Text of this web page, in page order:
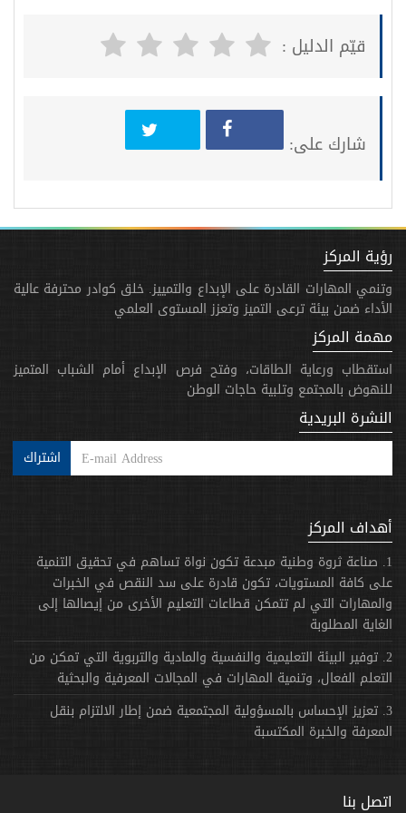
قيّم الدليل :
شارك على:
رؤية المركز
وتنمي المهارات القادرة على الإبداع والتمييز. خلق كوادر محترفة عالية
الأداء ضمن بيئة ترعى التميز وتعزز المستوى العلمي
مهمة المركز
استقطاب ورعاية الطاقات، وفتح فرص الإبداع أمام الشباب المتميز
للنهوض بالمجتمع وتلبية حاجات الوطن
النشرة البريدية
اشتراك
أهداف المركز
1. صناعة ثروة وطنية مبدعة تكون نواة تساهم في تحقيق التنمية
على كافة المستويات، تكون قادرة على سد النقص في الخبرات
والمهارات التي لم تتمكن قطاعات التعليم الأخرى من إيصالها إلى
الغاية المطلوبة
2. توفير البيئة التعليمية والنفسية والمادية والتربوية التي تمكن من
التعلم الفعال، وتنمية المهارات في المجالات المعرفية والبحثية
3. تعزيز الإحساس بالمسؤولية المجتمعية ضمن إطار الالتزام بنقل
المعرفة والخبرة المكتسبة
اتصل بنا